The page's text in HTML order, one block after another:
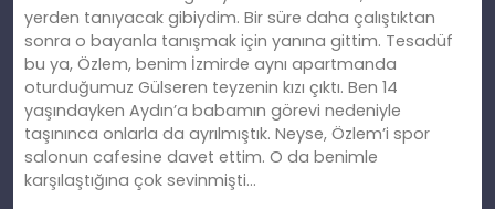
yerden tanıyacak gibiydim. Bir süre daha çalıştıktan
sonra o bayanla tanışmak için yanına gittim. Tesadüf
bu ya, Özlem, benim İzmirde aynı apartmanda
oturduğumuz Gülseren teyzenin kızı çıktı. Ben 14
yaşındayken Aydın’a babamın görevi nedeniyle
taşınınca onlarla da ayrılmıştık. Neyse, Özlem’i spor
salonun cafesine davet ettim. O da benimle
karşılaştığına çok sevinmişti…